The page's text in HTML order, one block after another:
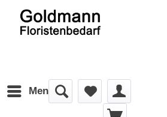
Menü